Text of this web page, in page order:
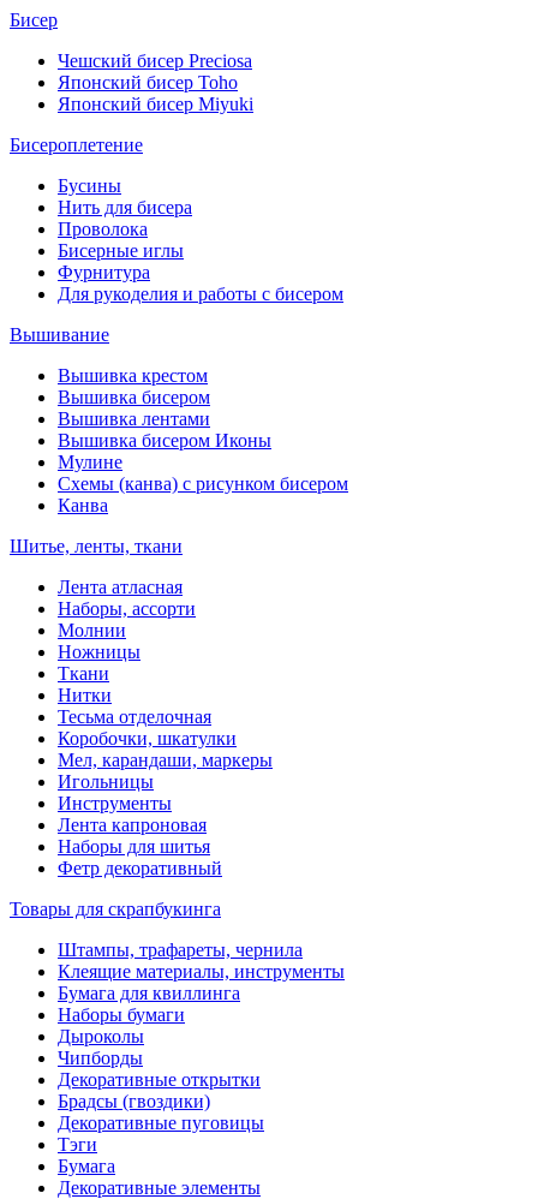
Бисер
Чешский бисер Preciosa
Японский бисер Toho
Японский бисер Miyuki
Бисероплетение
Бусины
Нить для бисера
Проволока
Бисерные иглы
Фурнитура
Для рукоделия и работы с бисером
Вышивание
Вышивка крестом
Вышивка бисером
Вышивка лентами
Вышивка бисером Иконы
Мулине
Схемы (канва) с рисунком бисером
Канва
Шитье, ленты, ткани
Лента атласная
Наборы, ассорти
Молнии
Ножницы
Ткани
Нитки
Тесьма отделочная
Коробочки, шкатулки
Мел, карандаши, маркеры
Игольницы
Инструменты
Лента капроновая
Наборы для шитья
Фетр декоративный
Товары для скрапбукинга
Штампы, трафареты, чернила
Клеящие материалы, инструменты
Бумага для квиллинга
Наборы бумаги
Дыроколы
Чипборды
Декоративные открытки
Брадсы (гвоздики)
Декоративные пуговицы
Тэги
Бумага
Декоративные элементы